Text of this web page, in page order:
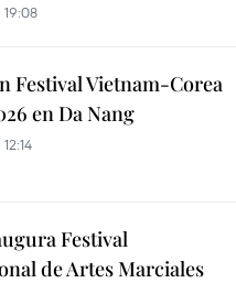
Festival Vietnam-Corea
en Da Nang
Festival
de Artes Marciales